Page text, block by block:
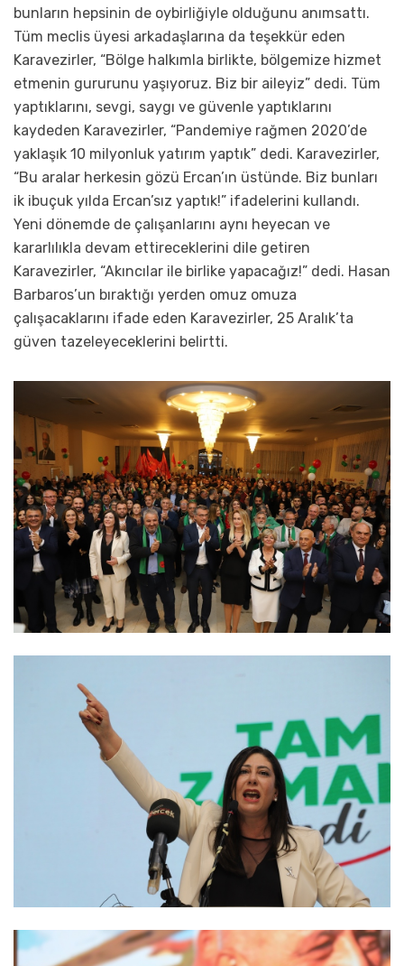
bunların hepsinin de oybirliğiyle olduğunu anımsattı.
Tüm meclis üyesi arkadaşlarına da teşekkür eden
Karavezirler, “Bölge halkımla birlikte, bölgemize hizmet
etmenin gururunu yaşıyoruz. Biz bir aileyiz” dedi. Tüm
yaptıklarını, sevgi, saygı ve güvenle yaptıklarını
kaydeden Karavezirler, “Pandemiye rağmen 2020’de
yaklaşık 10 milyonluk yatırım yaptık” dedi. Karavezirler,
“Bu aralar herkesin gözü Ercan’ın üstünde. Biz bunları
ik ibuçuk yılda Ercan’sız yaptık!” ifadelerini kullandı.
Yeni dönemde de çalışanlarını aynı heyecan ve
kararlılıkla devam ettireceklerini dile getiren
Karavezirler, “Akıncılar ile birlike yapacağız!” dedi. Hasan
Barbaros’un bıraktığı yerden omuz omuza
çalışacaklarını ifade eden Karavezirler, 25 Aralık’ta
güven tazeleyeceklerini belirtti.